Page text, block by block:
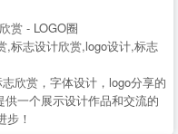
赏 - LOGO圈
,标志设计欣赏,logo设计,标志
欣赏，字体设计，logo分享的
一个展示设计作品和交流的
！